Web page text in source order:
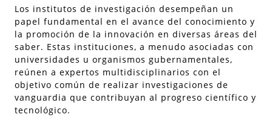
Los institutos de investigación desempeñan un
papel fundamental en el avance del conocimiento y
la promoción de la innovación en diversas áreas del
saber. Estas instituciones, a menudo asociadas con
universidades u organismos gubernamentales,
reúnen a expertos multidisciplinarios con el
objetivo común de realizar investigaciones de
vanguardia que contribuyan al progreso científico y
tecnológico.